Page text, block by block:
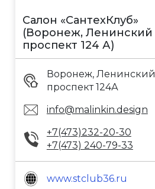
Салон «СантехКлуб»
(Воронеж, Ленинский
проспект 124 А)
Воронеж, Ленинский
проспект 124А
info@malinkin.design
+7(473)232-20-30
+7(473) 240-79-33
www.stclub36.ru